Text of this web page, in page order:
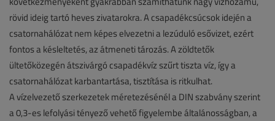
rövid ideig tartó heves zivatarokra. A csapadékcsúcsok idején a
csatornahálózat nem képes elvezetni a lezúduló esővizet, ezért
fontos a késleltetés, az átmeneti tározás. A zöldtetők
ültetőközegén átszivárgó csapadékvíz szűrt tiszta víz, így a
csatornahálózat karbantartása, tisztítása is ritkulhat.
A vízelvezető szerkezetek méretezésénél a DIN szabvány szerint
a 0,3-es lefolyási tényező vehető figyelembe általánosságban, a